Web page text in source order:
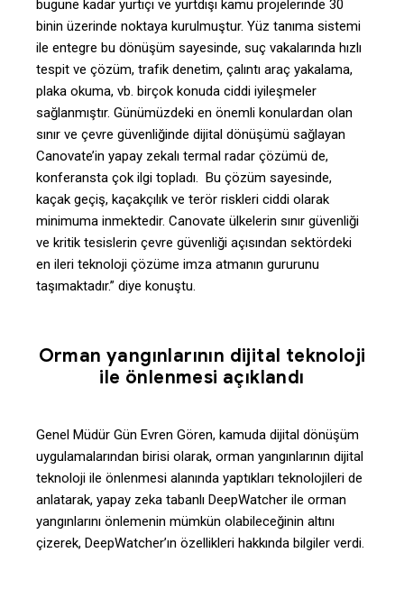
bugüne kadar yurtiçi ve yurtdışı kamu projelerinde 30
binin üzerinde noktaya kurulmuştur. Yüz tanıma sistemi
ile entegre bu dönüşüm sayesinde, suç vakalarında hızlı
tespit ve çözüm, trafik denetim, çalıntı araç yakalama,
plaka okuma, vb. birçok konuda ciddi iyileşmeler
sağlanmıştır. Günümüzdeki en önemli konulardan olan
sınır ve çevre güvenliğinde dijital dönüşümü sağlayan
Canovate’in yapay zekalı termal radar çözümü de,
konferansta çok ilgi topladı. Bu çözüm sayesinde,
kaçak geçiş, kaçakçılık ve terör riskleri ciddi olarak
minimuma inmektedir. Canovate ülkelerin sınır güvenliği
ve kritik tesislerin çevre güvenliği açısından sektördeki
en ileri teknoloji çözüme imza atmanın gururunu
taşımaktadır.” diye konuştu.
Orman yangınlarının dijital teknoloji
ile önlenmesi açıklandı
Genel Müdür Gün Evren Gören, kamuda dijital dönüşüm
uygulamalarından birisi olarak, orman yangınlarının dijital
teknoloji ile önlenmesi alanında yaptıkları teknolojileri de
anlatarak, yapay zeka tabanlı DeepWatcher ile orman
yangınlarını önlemenin mümkün olabileceğinin altını
çizerek, DeepWatcher’ın özellikleri hakkında bilgiler verdi.